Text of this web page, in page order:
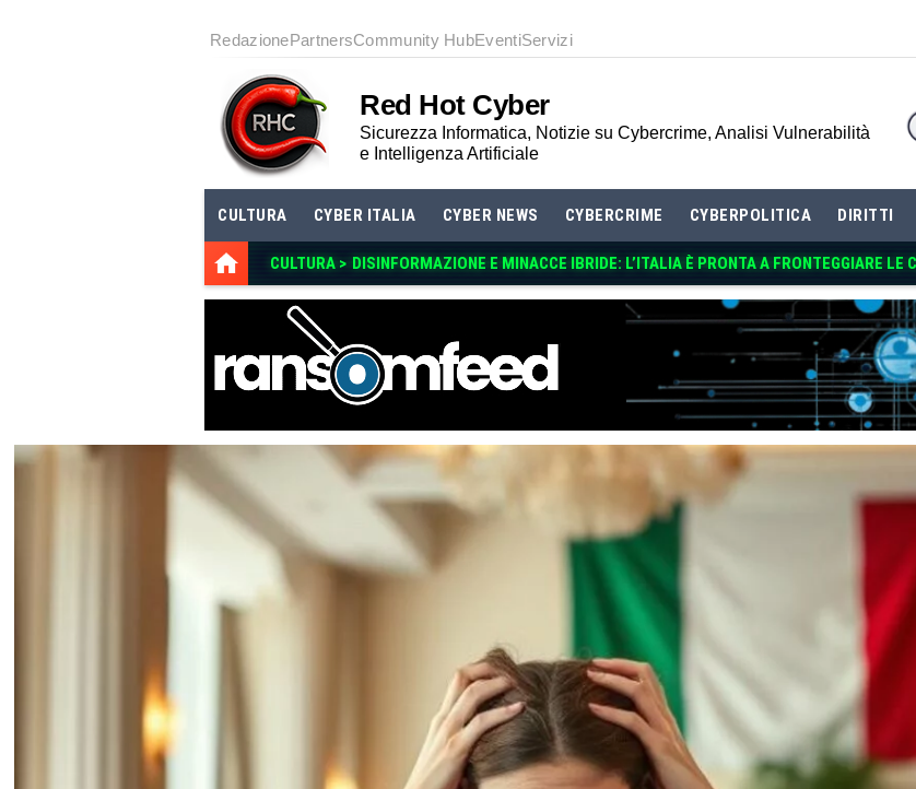
RedazionePartnersCommunity HubEventiServizi
Red Hot Cyber
Sicurezza Informatica, Notizie su Cybercrime, Analisi Vulnerabilità
e Intelligenza Artificiale
CULTURA CYBER ITALIA CYBER NEWS CYBERCRIME CYBERPOLITICA DIRITTI
CULTURA > DISINFORMAZIONE E MINACCE IBRIDE: L’ITALIA È PRONTA A FRONTEGGIARE LE